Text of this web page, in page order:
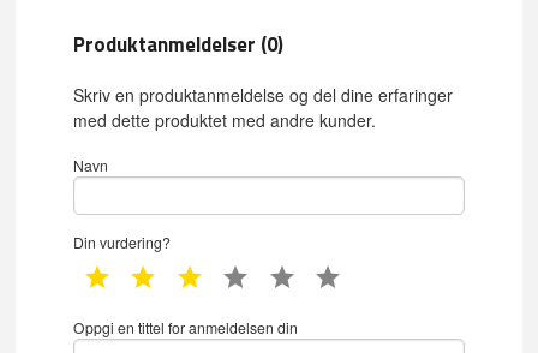
Produktanmeldelser (0)
Skriv en produktanmeldelse og del dine erfaringer
med dette produktet med andre kunder.
Navn
Din vurdering?
1 star 2 star 3 star 4 star 5 star
Oppgi en tittel for anmeldelsen din